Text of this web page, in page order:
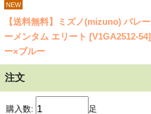
NEW
【送料無料】ミズノ(mizuno) バレ
ーメンタム エリート [V1GA2512-
ー×ブルー
注文
購入数: 足